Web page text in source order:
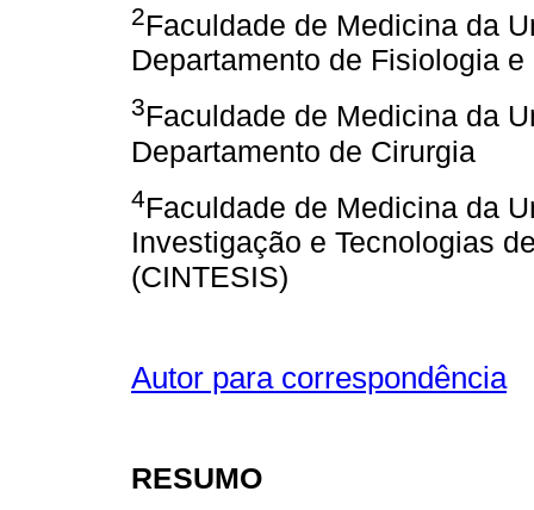
2Faculdade de Medicina da
Departamento de Fisiologia
3Faculdade de Medicina da
Departamento de Cirurgia
4Faculdade de Medicina da
Investigação e Tecnologias
(CINTESIS)
Autor para correspondência
RESUMO